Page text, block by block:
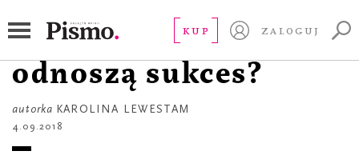
KUP ZALOGUJ
Dlaczego dzieci
odnoszą sukces?
autorka KAROLINA LEWESTAM
4.09.2018